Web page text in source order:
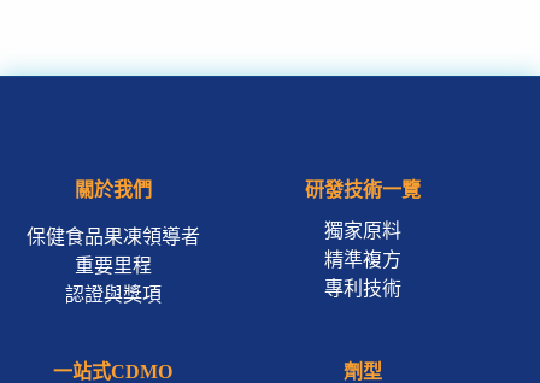
關於我們
保健食品果凍領導者
重要里程
認證與獎項
研發技術一覽
獨家原料
精準複方
專利技術
一站式CDMO
劑型